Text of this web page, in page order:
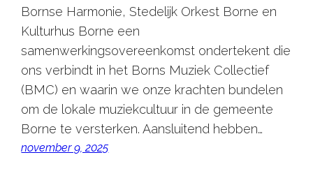
Bornse Harmonie, Stedelijk Orkest Borne en
Kulturhus Borne een
samenwerkingsovereenkomst ondertekent die
ons verbindt in het Borns Muziek Collectief
(BMC) en waarin we onze krachten bundelen
om de lokale muziekcultuur in de gemeente
Borne te versterken. Aansluitend hebben…
november 9, 2025